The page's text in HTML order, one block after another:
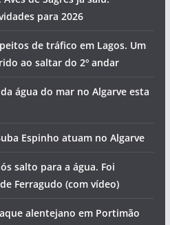
para 2026
de tráfico em Lagos. Um
ao saltar do 2º andar
água do mar no Algarve esta
Espinho atuam no Algarve
salto para a água. Foi
Ferragudo (com vídeo)
alentejano em Portimão